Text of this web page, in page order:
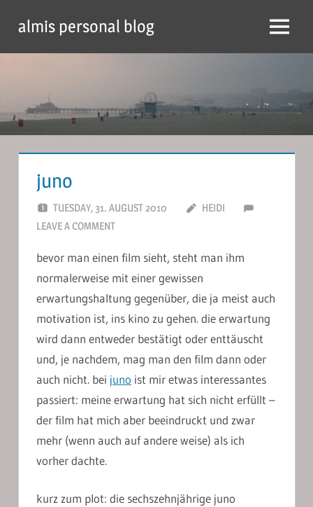
content
almis personal blog Menu
juno
TUESDAY, 31. AUGUST 2010
HEIDI
LEAVE A COMMENT
bevor man einen film sieht, steht man ihm
normalerweise mit einer gewissen
erwartungshaltung gegenüber, die ja meist auch
motivation ist, ins kino zu gehen. die erwartung
wird dann entweder bestätigt oder enttäuscht
und, je nachdem, mag man den film dann oder
auch nicht. bei juno ist mir etwas interessantes
passiert: meine erwartung hat sich nicht erfüllt –
der film hat mich aber beeindruckt und zwar
mehr (wenn auch auf andere weise) als ich
vorher dachte.
kurz zum plot: die sechszehnjährige juno